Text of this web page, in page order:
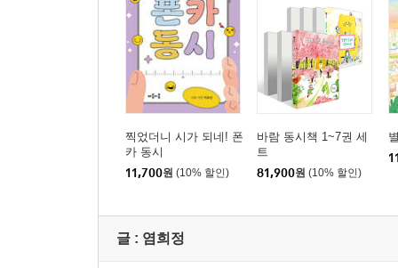
돌멩이 글자 - 96쪽
우리 동네 지도 - 100쪽
『거짓말주의보』
새로 온 아이
거짓말은 아니야
거짓말주의보
왜 나만 미안해야 하는데
소원 내기
찍었더니 시가 되네! 폰
카 동시
11,700원 (10% 할인)
바람 동시책 1~7권 세
트
81,900원 (10% 할인)
글 : 염희정